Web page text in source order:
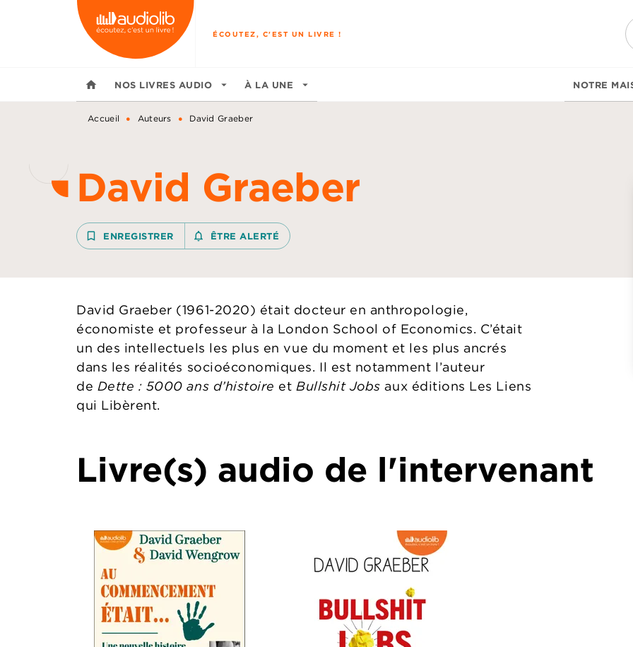
MENU RECHERCHE
ÉCOUTEZ, C'EST UN LIVRE !
home NOS LIVRES AUDIO arrow_drop_down À LA UNE arrow_drop_down NOTRE
Accueil • Auteurs • David Graeber
David Graeber
bookmark_border ENREGISTRER notifications_none_outlined
ÊTRE ALERTÉ
David Graeber (1961-2020) était docteur en anthropologie,
économiste et professeur à la London School of Economics. C’était
un des intellectuels les plus en vue du moment et les plus ancrés
dans les réalités socioéconomiques. Il est notamment l’auteur
de Dette : 5000 ans d’histoire etBullshit Jobsaux éditions Les Liens
qui Libèrent.
Livre(s) audio de l'intervenant